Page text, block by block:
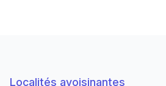
Localités avoisinantes